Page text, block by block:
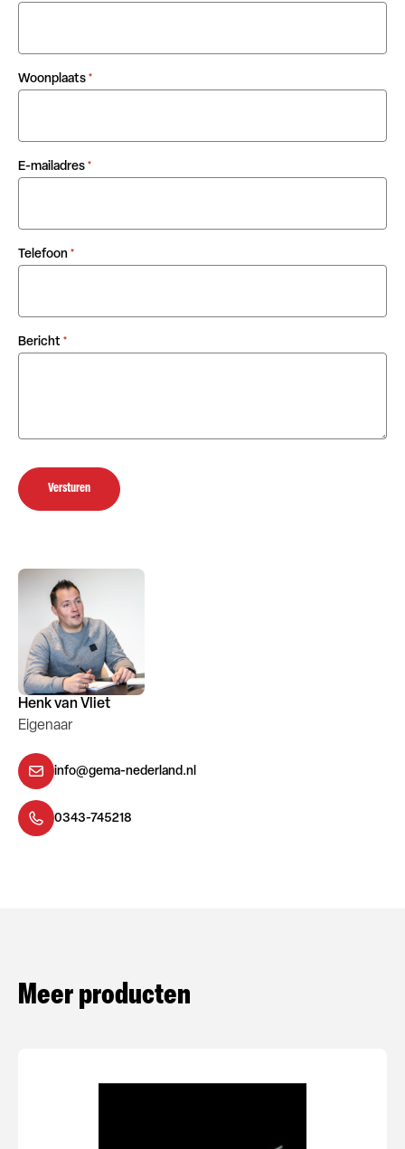
Henk van Vliet
Eigenaar
info@gema-nederland.nl
0343-745218
Woonplaats *
E-mailadres *
Telefoon *
Bericht *
Versturen
Meer producten